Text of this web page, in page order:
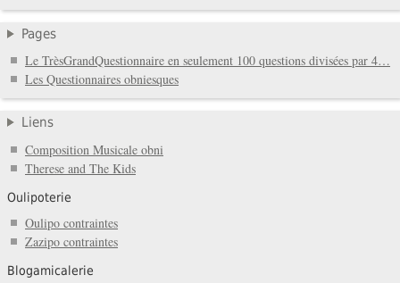
Pages
Le TrèsGrandQuestionnaire en seulement 100 questions divisées par 4…
Les Questionnaires obniesques
Liens
Composition Musicale obni
Therese and The Kids
Oulipoterie
Oulipo contraintes
Zazipo contraintes
Blogamicalerie